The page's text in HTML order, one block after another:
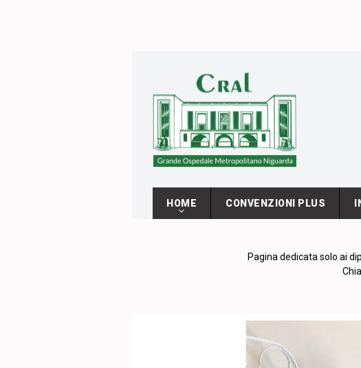
HOME CONVENZIONI PLUS
Pagina dedicata solo ai